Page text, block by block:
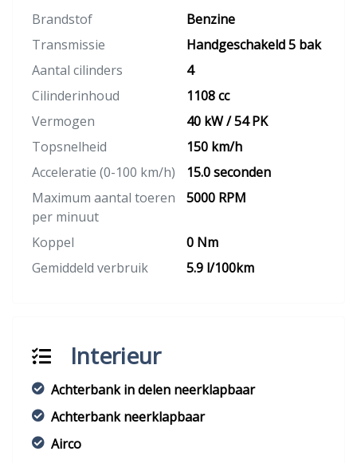
Brandstof
Benzine
Transmissie
Handgeschakeld 5 bak
Aantal cilinders
4
Cilinderinhoud
1108 cc
Vermogen
40 kW / 54 PK
Topsnelheid
150 km/h
Acceleratie (0-100 km/h)
15.0 seconden
Maximum aantal toeren
per minuut
5000 RPM
Koppel
0 Nm
Gemiddeld verbruik
5.9 l/100km
Interieur
Achterbank in delen neerklapbaar
Achterbank neerklapbaar
Airco